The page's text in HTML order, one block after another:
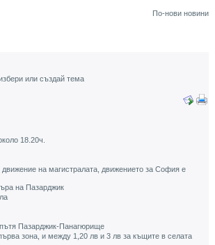
По-нови новини
или създай тема
18.20ч.
на магистралата, движението за София е
на Пазарджик
Пазарджик-Панагюрище
зона, и между 1,20 лв и 3 лв за къщите в селата